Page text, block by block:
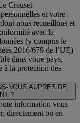
Creuset
et votre
nous recueillons et
avec la
(y compris le
2016/679 de l’UE)
dans votre pays,
à la protection des
NOUS AUPRES DE
?
information vous
directement ou en